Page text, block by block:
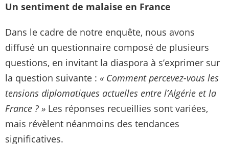
Un sentiment de malaise en France
Dans le cadre de notre enquête, nous avons
diffusé un questionnaire composé de plusieurs
questions, en invitant la diaspora à s’exprimer sur
la question suivante : « Comment percevez-vous les
tensions diplomatiques actuelles entre l’Algérie et la
France ? » Les réponses recueillies sont variées,
mais révèlent néanmoins des tendances
significatives.